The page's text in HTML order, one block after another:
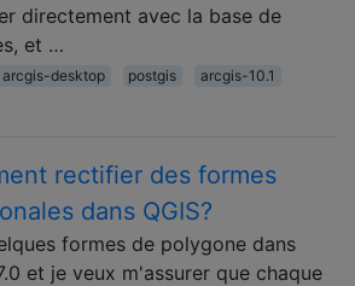
directement avec la base de
et …
arcgis-desktop postgis
arcgis-10.1
rectifier des formes
dans QGIS?
formes de polygone dans
et je veux m'assurer que chaque